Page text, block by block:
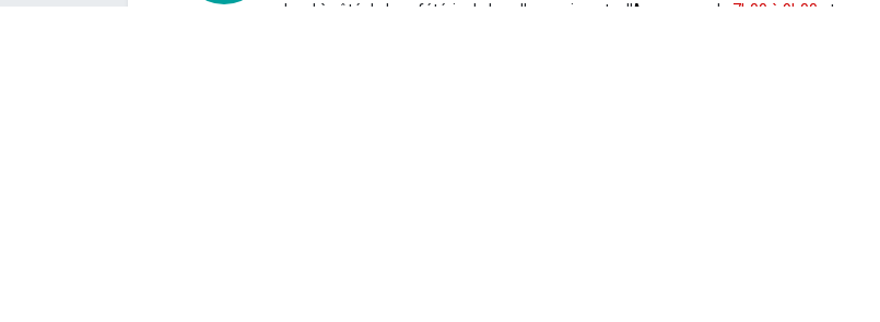
local à côté de la cafétéria de la salle omnisports d'Arquennes de 7h00 à 9h00
et